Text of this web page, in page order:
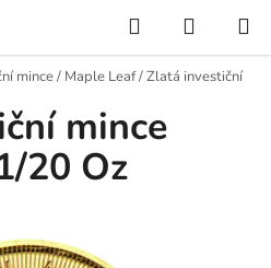
Hledat
mince/ Maple Leaf/Zlatá investiční
mince
20 Oz